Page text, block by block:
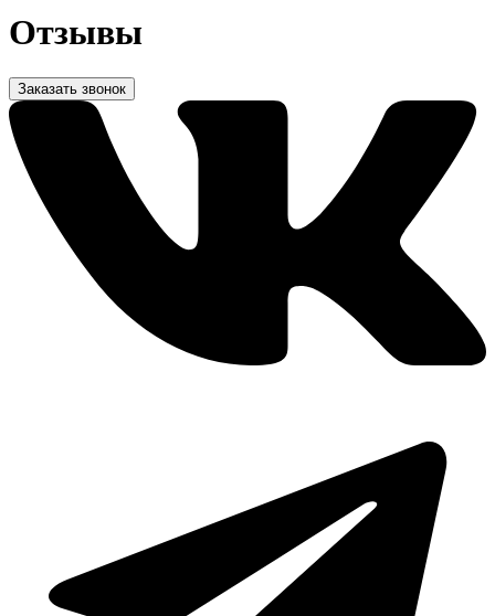
Отзывы
Заказать звонок